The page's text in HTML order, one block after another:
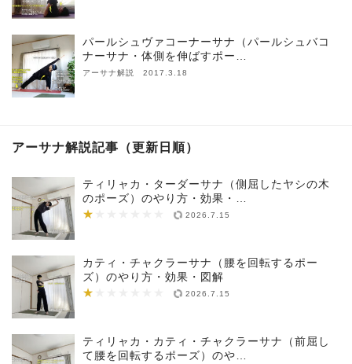
パールシュヴァコーナーサナ（パールシュバコ
ナーサナ・体側を伸ばすポー…
アーサナ解説 2017.3.18
アーサナ解説記事（更新日順）
ティリャカ・ターダーサナ（側屈したヤシの木
のポーズ）のやり方・効果・…
★
★★★★★★★ 2026.7.15
カティ・チャクラーサナ（腰を回転するポー
ズ）のやり方・効果・図解
★
★★★★★★★ 2026.7.15
ティリャカ・カティ・チャクラーサナ（前屈し
て腰を回転するポーズ）のや…